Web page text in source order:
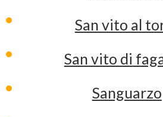
San vito al
San vito di
Sanguarzo